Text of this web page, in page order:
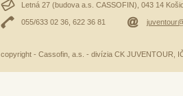
Letná 27 (budova a.s. CASSOFIN), 043 14
055/633 02 36, 622 36 81
copyright - Cassofin, a.s. - divízia CK JUVENTOUR,